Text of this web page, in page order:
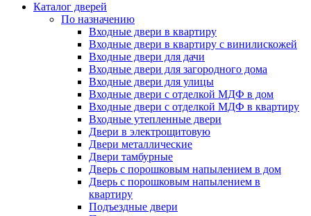
Каталог дверей
По назначению
Входные двери в квартиру
Входные двери в квартиру с винилискожей
Входные двери для дачи
Входные двери для загородного дома
Входные двери для улицы
Входные двери с отделкой МДФ в дом
Входные двери с отделкой МДФ в квартиру
Входные утепленные двери
Двери в электрощитовую
Двери металлические
Двери тамбурные
Дверь с порошковым напылением в дом
Дверь с порошковым напылением в
квартиру
Подъездные двери